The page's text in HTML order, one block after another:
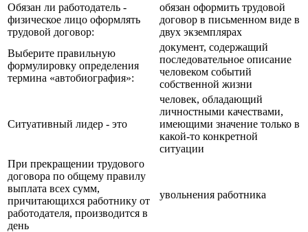
Обязан ли работодатель -
физическое лицо оформлять
трудовой договор:
обязан оформить трудовой
договор в письменном виде в
двух экземплярах
Выберите правильную
формулировку определения
термина «автобиография»:
документ, содержащий
последовательное описание
человеком событий
собственной жизни
Ситуативный лидер - это
человек, обладающий
личностными качествами,
имеющими значение только в
какой-то конкретной
ситуации
При прекращении трудового
договора по общему правилу
выплата всех сумм,
причитающихся работнику от
работодателя, производится в
день
увольнения работника